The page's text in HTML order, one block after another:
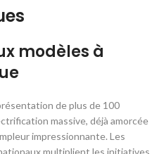
modèles à
de plus de 100
massive, déjà amorcée
impressionnante. Les